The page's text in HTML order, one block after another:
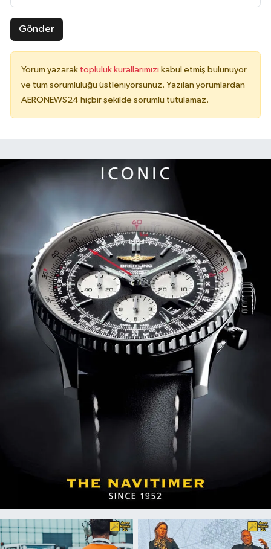
Gönder
Yorum yazarak topluluk kurallarımızı kabul etmiş bulunuyor
ve tüm sorumluluğu üstleniyorsunuz. Yazılan yorumlardan
AERONEWS24 hiçbir şekilde sorumlu tutulamaz.